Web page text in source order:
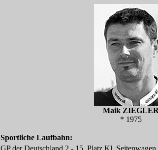
Maik ZIEGLER
* 1975
Sportliche Laufbahn:
GP der Deutschland 2 - 15. Platz Kl.